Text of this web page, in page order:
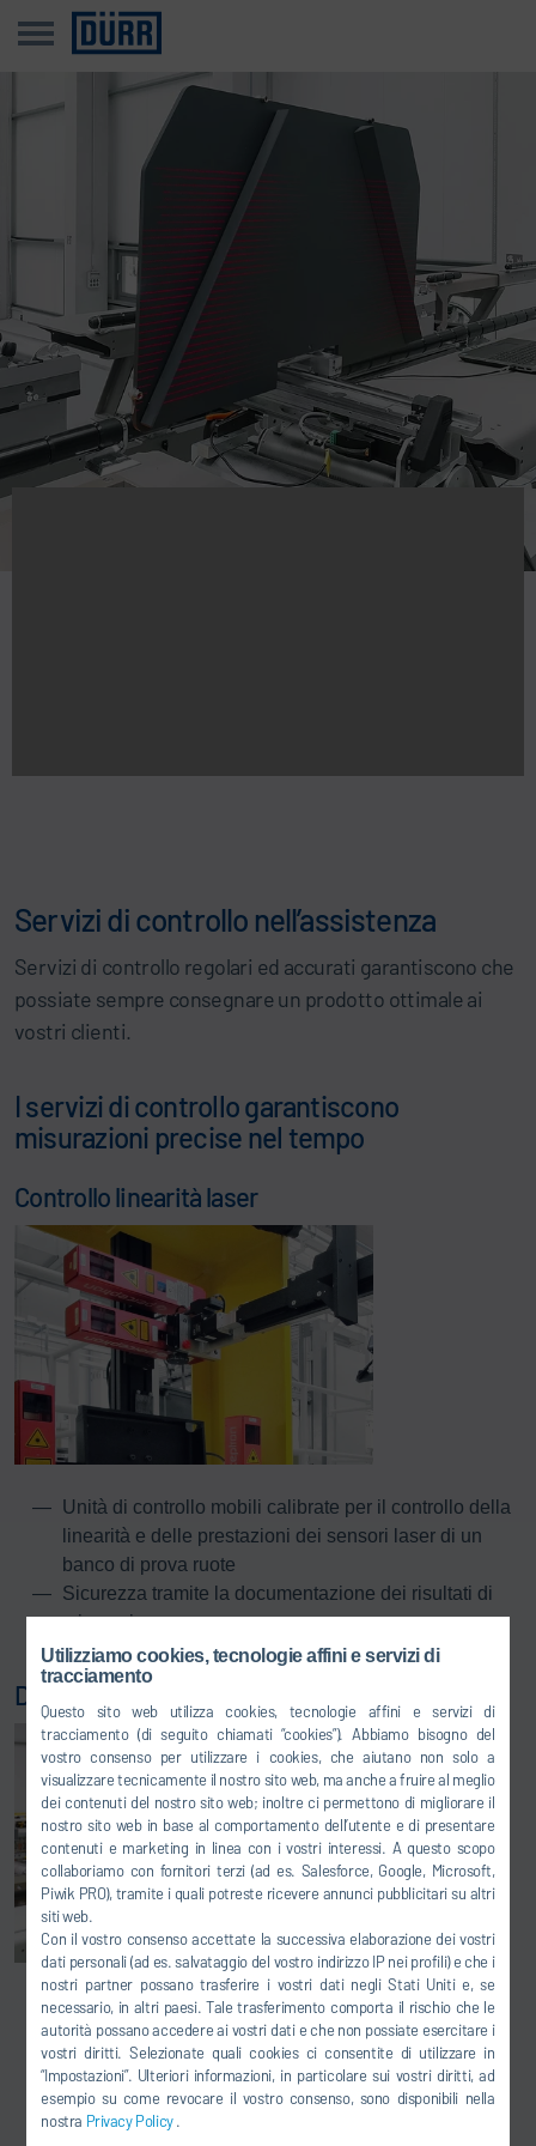
Utilizziamo cookies, tecnologie affini e servizi di
tracciamento
Questo sito web utilizza cookies, tecnologie affini e servizi di
tracciamento (di seguito chiamati “cookies”). Abbiamo bisogno del
vostro consenso per utilizzare i cookies, che aiutano non solo a
visualizzare tecnicamente il nostro sito web, ma anche a fruire al meglio
dei contenuti del nostro sito web; inoltre ci permettono di migliorare il
nostro sito web in base al comportamento dell’utente e di presentare
contenuti e marketing in linea con i vostri interessi. A questo scopo
collaboriamo con fornitori terzi (ad es. Salesforce, Google, Microsoft,
Piwik PRO), tramite i quali potreste ricevere annunci pubblicitari su altri
siti web.
Con il vostro consenso accettate la successiva elaborazione dei vostri
dati personali (ad es. salvataggio del vostro indirizzo IP nei profili) e che i
nostri partner possano trasferire i vostri dati negli Stati Uniti e, se
necessario, in altri paesi. Tale trasferimento comporta il rischio che le
autorità possano accedere ai vostri dati e che non possiate esercitare i
vostri diritti. Selezionate quali cookies ci consentite di utilizzare in
“Impostazioni”. Ulteriori informazioni, in particolare sui vostri diritti, ad
esempio su come revocare il vostro consenso, sono disponibili nella
nostra Privacy Policy.
Servizi di controllo nell’assistenza
Servizi di controllo regolari ed accurati garantiscono che
possiate sempre consegnare un prodotto ottimale ai
vostri clienti.
I servizi di controllo garantiscono
misurazioni precise nel tempo
Controllo linearità laser
Unità di controllo mobili calibrate per il controllo della
linearità e delle prestazioni dei sensori laser di un
banco di prova ruote
Sicurezza tramite la documentazione dei risultati di
misurazione
Dispositivo di controllo e taratura x-cal weight
Dispositivo di controllo e taratura con catena di
misurazione certificata
Controllo e taratura della tecnica di pesatura di un
banco di prova ruote integrata nel pannello flottante